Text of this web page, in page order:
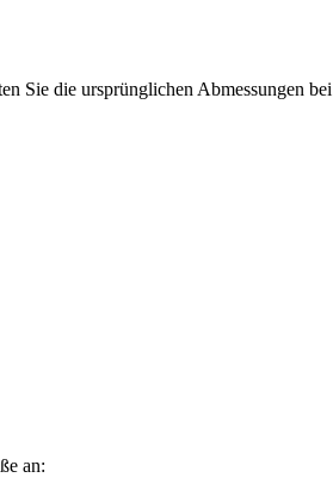
die ursprünglichen Abmessungen
an: